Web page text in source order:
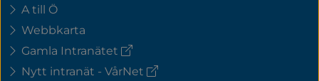
A till Ö
Webbkarta
Gamla Intranätet (extern
länk)
Nytt intranät - VårNet (extern